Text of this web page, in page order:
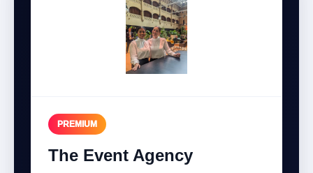
PREMIUM
The Event Agency